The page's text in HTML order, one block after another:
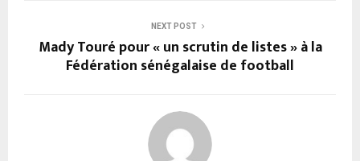
NEXT POST
Mady Touré pour « un scrutin de listes » à la
Fédération sénégalaise de football